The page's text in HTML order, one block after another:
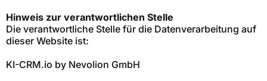
Hinweis zur verantwortlichen Stelle
Die verantwortliche Stelle für die Datenverarbeitung auf
dieser Website ist:
KI-CRM.io by Nevolion GmbH